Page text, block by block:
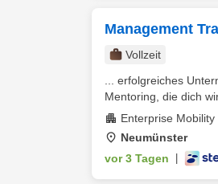
Management
Vollzeit
... erfolgreiches
Mentoring, die dich
Enterprise Mobility
Neumünster
vor 3 Tagen